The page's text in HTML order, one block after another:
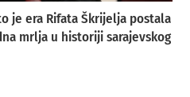
je era Rifata Škrijelja postala
mrlja u historiji sarajevskog